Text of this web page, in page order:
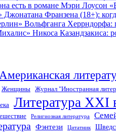
есть в романе Мэри Лоусон
Франзена (18+):
Вольфганга
Никоса Казандзакиса:
Американская
Женщины Журнал "Иностранная
Литература XXI
Религиозная литература
Фэнтези Цитатник